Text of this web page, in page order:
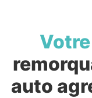
auto